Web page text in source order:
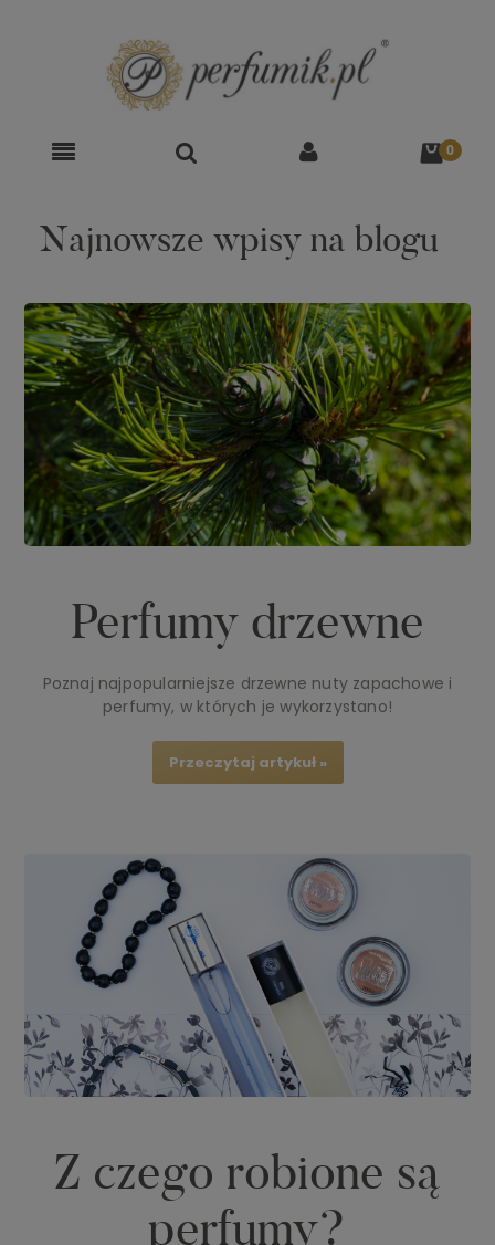
Najnowsze wpisy na blogu
Perfumy drzewne
Poznaj najpopularniejsze drzewne nuty zapachowe i
perfumy, w których je wykorzystano!
Przeczytaj artykuł »
Z czego robione są
perfumy?